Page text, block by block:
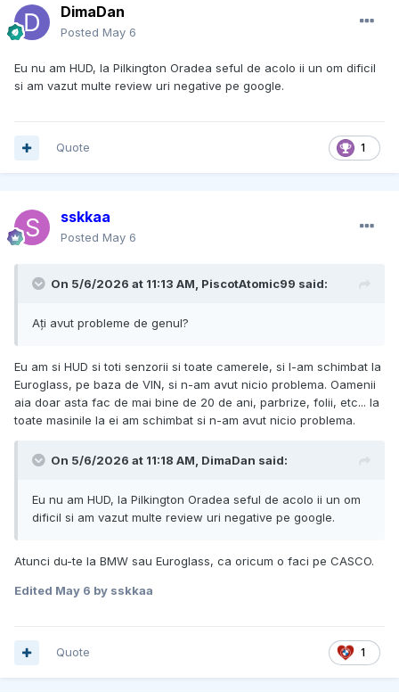
DimaDan
Posted May 6
Eu nu am HUD, la Pilkington Oradea seful de acolo ii un om dificil
si am vazut multe review uri negative pe google.
1
Quote
sskkaa
Posted May 6
On 5/6/2026 at 11:13 AM, PiscotAtomic99 said:
Ați avut probleme de genul?
Eu am si HUD si toti senzorii si toate camerele, si l-am schimbat la
Euroglass, pe baza de VIN, si n-am avut nicio problema. Oamenii
aia doar asta fac de mai bine de 20 de ani, parbrize, folii, etc... la
toate masinile la ei am schimbat si n-am avut nicio problema.
On 5/6/2026 at 11:18 AM, DimaDan said:
Eu nu am HUD, la Pilkington Oradea seful de acolo ii un om
dificil si am vazut multe review uri negative pe google.
Atunci du-te la BMW sau Euroglass, ca oricum o faci pe CASCO.
Edited May 6 by sskkaa
1
Quote